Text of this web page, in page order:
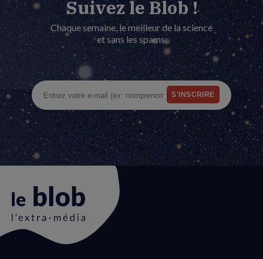
Suivez le Blob !
Chaque semaine, le meilleur de la science
et sans les spams.